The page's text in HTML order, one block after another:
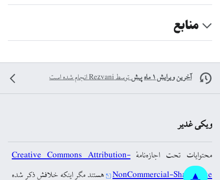
منابع
آخرین ویرایش ۱ ماه پیش توسطRezvaniانجام شده است
ویکی غدیر
محتوایات تحت اجازه‌نامهٔCreative Commons Attribution-
NonCommercial-ShareAlike هستند مگر اینکه خلافش ذکر شده